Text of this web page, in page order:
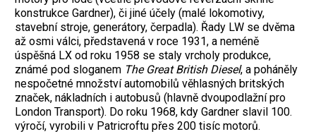
konstrukce Gardner), či jiné účely (malé lokomotivy,
stavební stroje, generátory, čerpadla). Řady LW se dvěma
až osmi válci, představená v roce 1931, a neméně
úspěšná LX od roku 1958 se staly vrcholy produkce,
známé pod sloganem The Great British Diesel, a poháněly
nespočetné množství automobilů věhlasných britských
značek, nákladních i autobusů (hlavně dvoupodlažní pro
London Transport). Do roku 1968, kdy Gardner slavil 100.
výročí, vyrobili v Patricroftu přes 200 tisíc motorů.